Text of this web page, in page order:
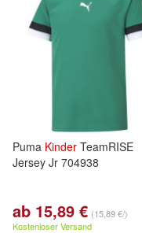
Puma Kinder TeamRISE
Jersey Jr 704938
ab 15,89 € (15,89 €/)
Kostenloser Versand